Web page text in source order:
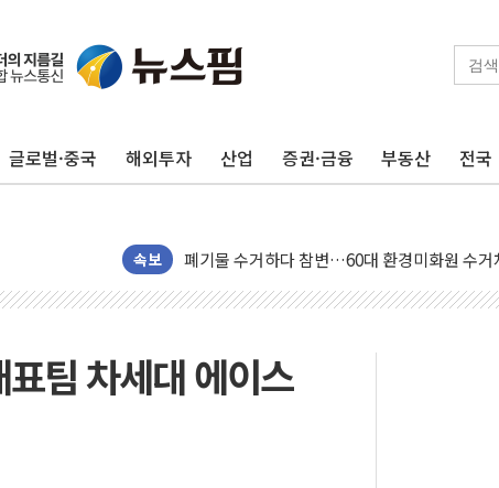
글로벌·중국 해외투자 산업 증권·금융 부동산 전국
속보
美, 이란전 출구전략 만지작…공습 한계·탄약
강릉·동해·삼척 시간당 최대 50㎜ 폭우…강원
서울 중랑구 주택가서 흉기 난동…60대 남성 2
李대통령 "결혼 때문에 손해 보는 일 없게"…'
추미애, '위안부' 피해자 기림의 날 참석..."국제
인천 선재도 갯벌서 해루질 중 실종 60대 나흘만
팀 차세대 에이스